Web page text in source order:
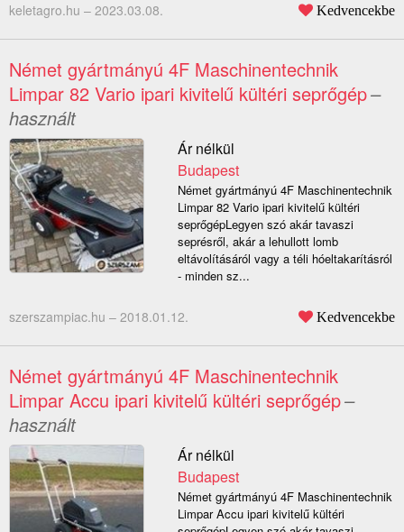
keletagro.hu – 2023.03.08. Kedvencekbe
Német gyártmányú 4F Maschinentechnik
Limpar 82 Vario ipari kivitelű kültéri seprőgép–
használt
Ár nélkül
Budapest
Német gyártmányú 4F Maschinentechnik
Limpar 82 Vario ipari kivitelű kültéri
seprőgépLegyen szó akár tavaszi
seprésről, akár a lehullott lomb
eltávolításáról vagy a téli hóeltakarításról
- minden sz...
szerszampiac.hu – 2018.01.12. Kedvencekbe
Német gyártmányú 4F Maschinentechnik
Limpar Accu ipari kivitelű kültéri seprőgép–
használt
Ár nélkül
Budapest
Német gyártmányú 4F Maschinentechnik
Limpar Accu ipari kivitelű kültéri